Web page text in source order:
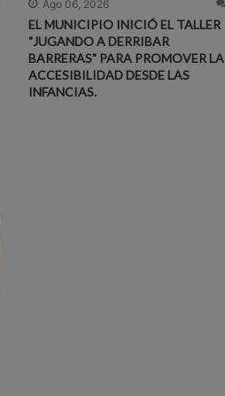
Ago 06, 2026
EL MUNICIPIO INICIÓ EL TALLER
"JUGANDO A DERRIBAR
BARRERAS" PARA PROMOVER LA
ACCESIBILIDAD DESDE LAS
INFANCIAS.